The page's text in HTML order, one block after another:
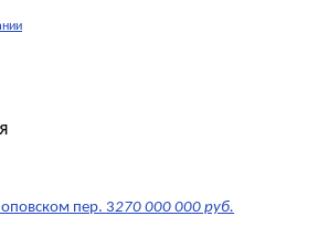
пер. 3270 000 000 руб.